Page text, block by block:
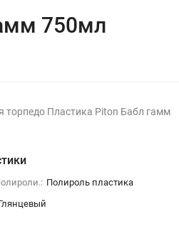
750мл
торпедо Пластика Piton Бабл гамм
Полироль пластика